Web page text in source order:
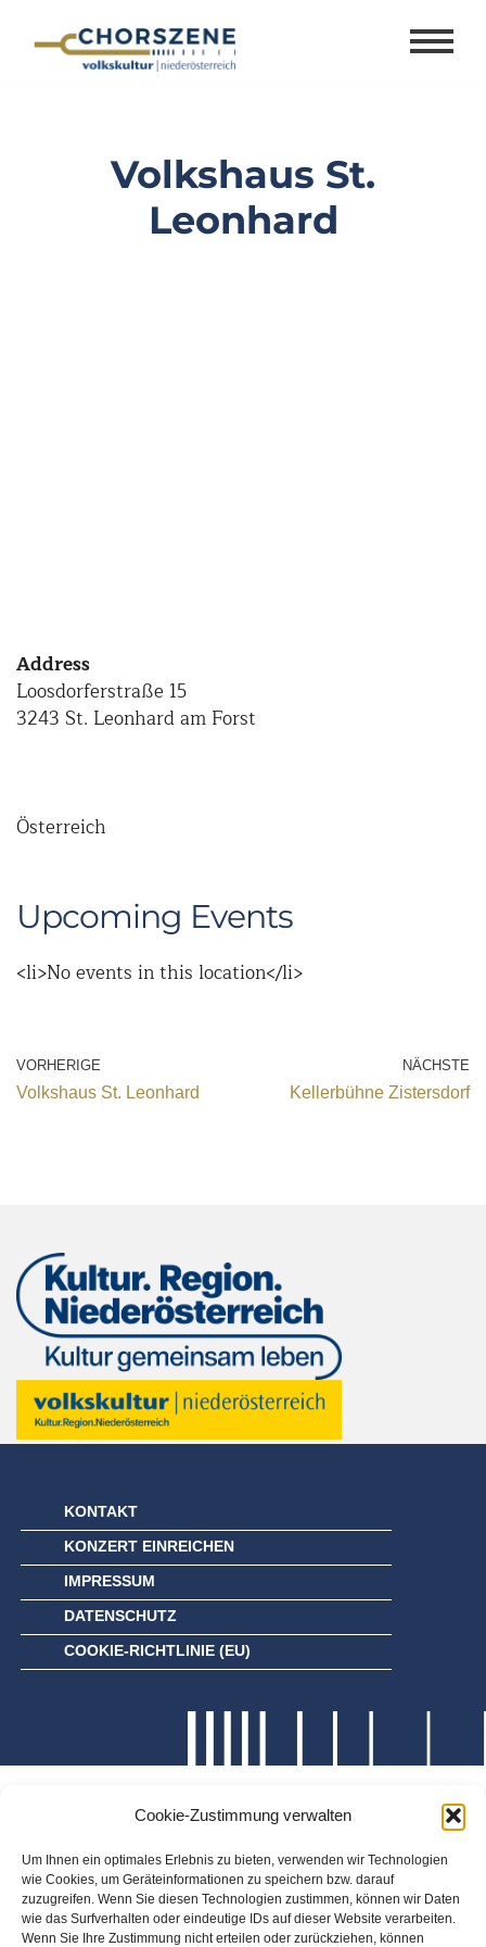
Cookie-Zustimmung verwalten
Um Ihnen ein optimales Erlebnis zu bieten, verwenden wir Technologien
wie Cookies, um Geräteinformationen zu speichern bzw. darauf
zuzugreifen. Wenn Sie diesen Technologien zustimmen, können wir Daten
wie das Surfverhalten oder eindeutige IDs auf dieser Website verarbeiten.
Wenn Sie Ihre Zustimmung nicht erteilen oder zurückziehen, können
Volkshaus St.
Leonhard
Address
Loosdorferstraße 15
3243 St. Leonhard am Forst
Österreich
Upcoming Events
<li>No events in this location</li>
VORHERIGE
Volkshaus St. Leonhard
NÄCHSTE
Kellerbühne Zistersdorf
KONTAKT
KONZERT EINREICHEN
IMPRESSUM
DATENSCHUTZ
COOKIE-RICHTLINIE (EU)